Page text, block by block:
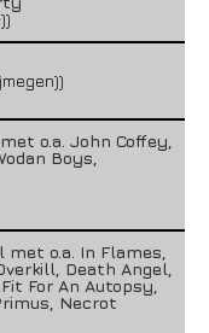
o.a. John Coffey,
Boys,
o.a. In Flames,
Death Angel,
For An Autopsy,
Necrot